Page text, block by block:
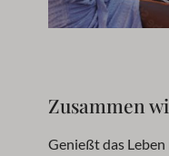
Zusammen
Genießt das